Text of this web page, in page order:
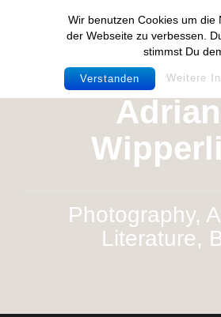
Wir benutzen Cookies um die
der Webseite zu verbessen.
stimmst Du
Verstanden Weitere
Photography,
Literature,